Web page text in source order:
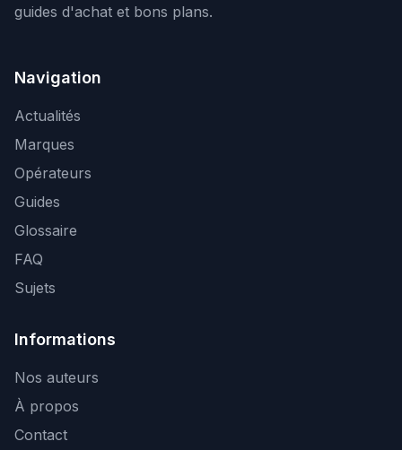
guides d'achat et bons plans.
Navigation
Actualités
Marques
Opérateurs
Guides
Glossaire
FAQ
Sujets
Informations
Nos auteurs
À propos
Contact